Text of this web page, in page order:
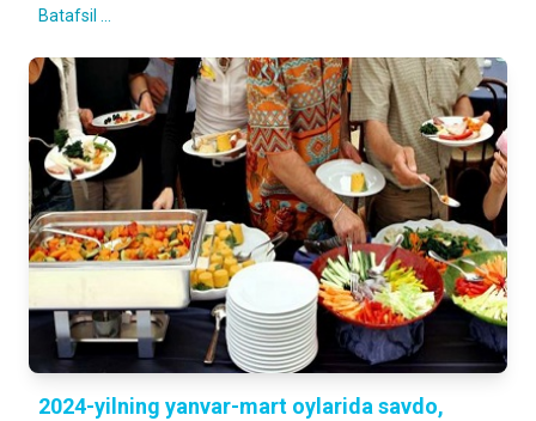
Batafsil ...
2024-yilning yanvar-mart oylarida savdo,